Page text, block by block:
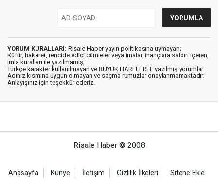
YORUM KURALLARI: Risale Haber yayın politikasına uymayan;
Küfür, hakaret, rencide edici cümleler veya imalar, inançlara saldırı içeren,
imla kuralları ile yazılmamış,
Türkçe karakter kullanılmayan ve BÜYÜK HARFLERLE yazılmış yorumlar
Adınız kısmına uygun olmayan ve saçma rumuzlar onaylanmamaktadır.
Anlayışınız için teşekkür ederiz.
Risale Haber © 2008
Anasayfa Künye İletişim Gizlilik İlkeleri Sitene Ekle